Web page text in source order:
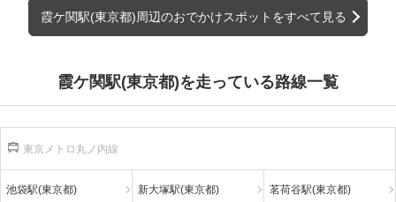
霞ケ関駅(東京都)周辺のおでかけスポットをすべて見る
霞ケ関駅(東京都)を走っている路線一覧
東京メトロ丸ノ内線
池袋駅(東京都) 新大塚駅(東京都) 茗荷谷駅(東京都)